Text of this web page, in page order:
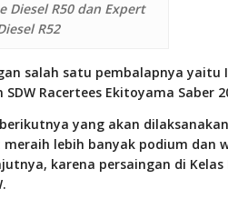
Diesel R50 dan Expert
R52
salah satu pembalapnya yaitu
Racertees Ekitoyama Saber
yang akan
meraih lebih banyak podium
karena persaingan di